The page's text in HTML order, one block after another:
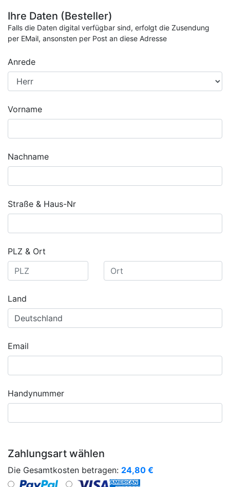
Ihre Daten (Besteller)
Falls die Daten digital verfügbar sind, erfolgt die Zusendung
per EMail, ansonsten per Post an diese Adresse
Anrede
Vorname
Nachname
Straße & Haus-Nr
PLZ & Ort
Land
Email
Handynummer
Zahlungsart wählen
Die Gesamtkosten betragen: 24,80 €